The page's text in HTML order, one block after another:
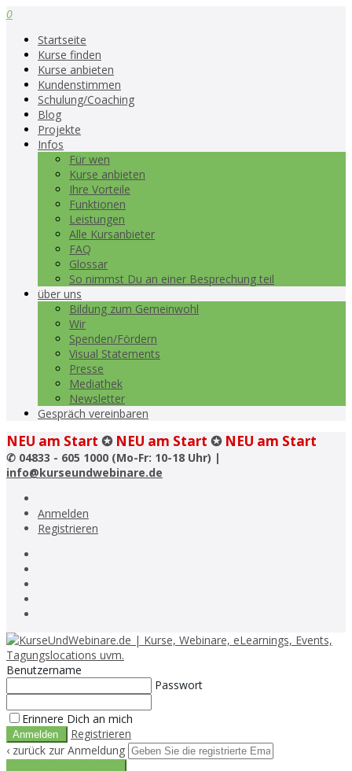
0
Startseite
Kurse finden
Kurse anbieten
Kundenstimmen
Schulung/Coaching
Blog
Projekte
Infos
Für wen
Kurse anbieten
Ihre Vorteile
Funktionen
Leistungen
Alle Kursanbieter
FAQ
Glossar
So nimmst Du an einer Besprechung teil
über uns
Bildung zum Gemeinwohl
Wir
Spenden/Fördern
Visual Statements
Presse
Mediathek
Newsletter
Gespräch vereinbaren
NEU am Start ✪ NEU am Start ✪ NEU am Start
✆ 04833 - 605 1000 (Mo-Fr: 10-18 Uhr) |
info@kurseundwebinare.de
Anmelden
Registrieren
Benutzername
Passwort
Erinnere Dich an mich
Registrieren
‹ zurück zur Anmeldung